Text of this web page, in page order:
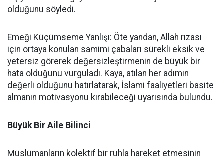
olduğunu söyledi.
Emeği Küçümseme Yanlışı: Öte yandan, Allah rızası
için ortaya konulan samimi çabaları sürekli eksik ve
yetersiz görerek değersizleştirmenin de büyük bir
hata olduğunu vurguladı. Kaya, atılan her adımın
değerli olduğunu hatırlatarak, İslami faaliyetleri basite
almanın motivasyonu kırabileceği uyarısında bulundu.
Büyük Bir Aile Bilinci
Müslümanların kolektif bir ruhla hareket etmesinin